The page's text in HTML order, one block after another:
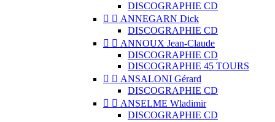
DISCOGRAPHIE CD
  ANNEGARN Dick
DISCOGRAPHIE CD
  ANNOUX Jean-Claude
DISCOGRAPHIE CD
DISCOGRAPHIE 45 TOURS
  ANSALONI Gérard
DISCOGRAPHIE CD
  ANSELME Wladimir
DISCOGRAPHIE CD